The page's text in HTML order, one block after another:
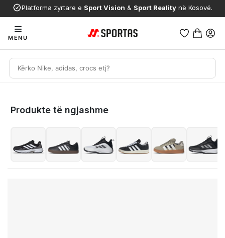
Platforma zyrtare e Sport Vision & Sport Reality në Kosovë.
MENU
Produkte të ngjashme